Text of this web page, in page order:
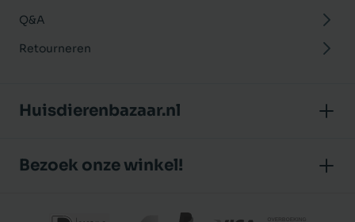
Q&A
Retourneren
Huisdierenbazaar.nl
Bezoek onze winkel!